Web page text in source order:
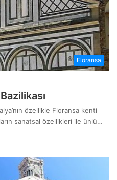
Floransa
özellikle Floransa kenti
sanatsal özellikleri ile ünlü…